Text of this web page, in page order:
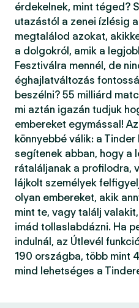
érdekelnek, mint téged?
utazástól a zenei ízlésig
megtalálod azokat,
a dolgokról, amik a
Fesztiválra mennél, de
éghajlatváltozás
beszélni? 55 milliárd
mi aztán igazán tudjuk
embereket egymással!
könnyebbé válik: a
segítenek abban, hogy a
rátaláljanak a profilodra,
lájkolt személyek
olyan embereket, akik
mint te, vagy találj
imád tollaslabdázni. Ha
indulnál, az Útlevél
190 országba, több mint
mind lehetséges a